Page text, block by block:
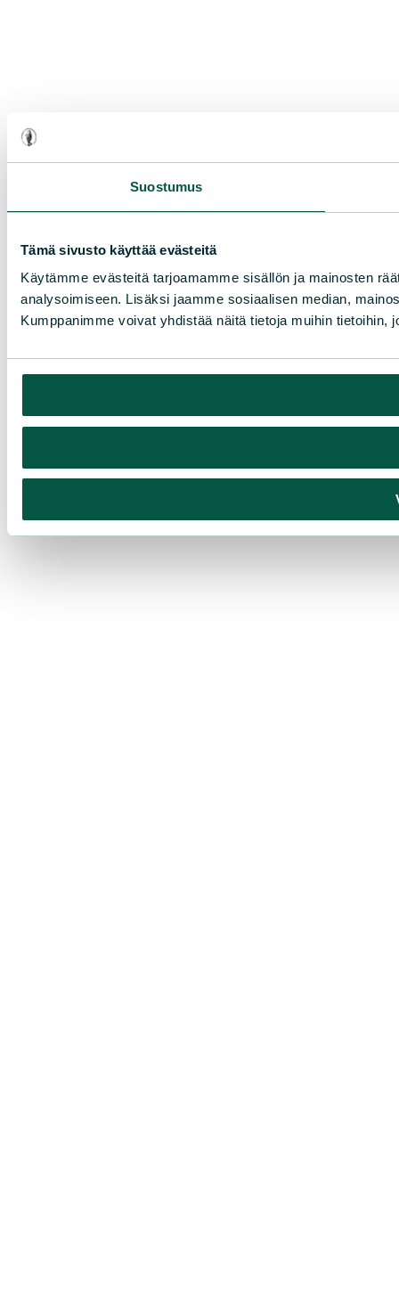
Suostumus
Tämä sivusto käyttää evästeitä
Käytämme evästeitä tarjoamamme sisällön ja mainosten
analysoimiseen. Lisäksi jaamme sosiaalisen median,
Kumppanimme voivat yhdistää näitä tietoja muihin tietoihin,